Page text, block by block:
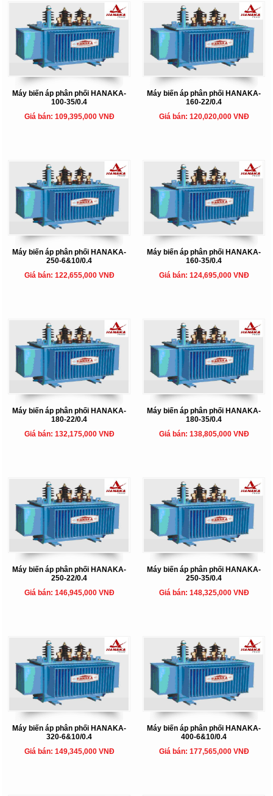
Máy biến áp phân phối HANAKA-
100-35/0.4
Giá bán: 109,395,000 VNĐ
Máy biến áp phân phối HANAKA-
160-22/0.4
Giá bán: 120,020,000 VNĐ
Máy biến áp phân phối HANAKA-
250-6&10/0.4
Giá bán: 122,655,000 VNĐ
Máy biến áp phân phối HANAKA-
160-35/0.4
Giá bán: 124,695,000 VNĐ
Máy biến áp phân phối HANAKA-
180-22/0.4
Giá bán: 132,175,000 VNĐ
Máy biến áp phân phối HANAKA-
180-35/0.4
Giá bán: 138,805,000 VNĐ
Máy biến áp phân phối HANAKA-
250-22/0.4
Giá bán: 146,945,000 VNĐ
Máy biến áp phân phối HANAKA-
250-35/0.4
Giá bán: 148,325,000 VNĐ
Máy biến áp phân phối HANAKA-
320-6&10/0.4
Giá bán: 149,345,000 VNĐ
Máy biến áp phân phối HANAKA-
400-6&10/0.4
Giá bán: 177,565,000 VNĐ